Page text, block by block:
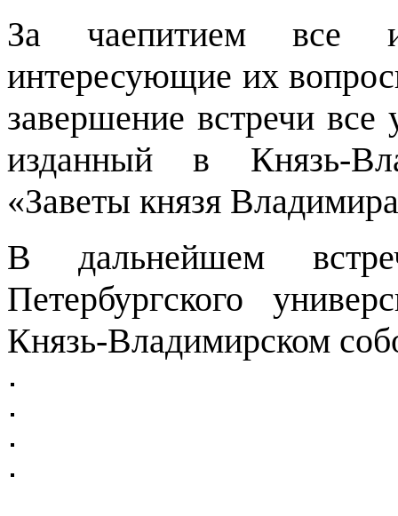
За чаепитием все
интересующие их
завершение встречи
изданный в Князь-
«Заветы князя
В дальнейшем
Петербургского
Князь-Владимирском